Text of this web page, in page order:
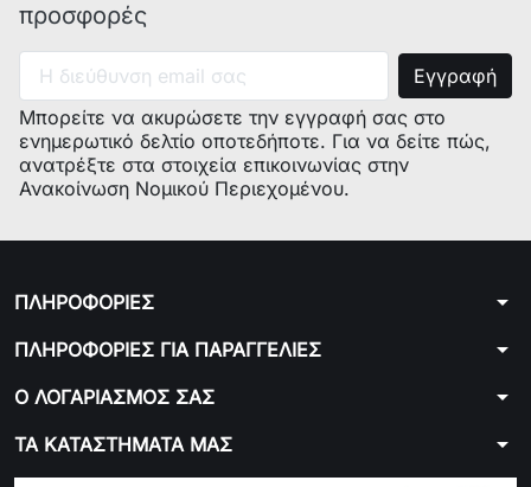
model(MOD) :
IWC81082ECOEU/E
industrial code:30760419000
model(MOD) :IWE8128BEU
commercial code :F060636
industrial code:30606360100
code:46460360000
81210811030606360000
model(MOD) :
model(MOD) :
προσφορές
Μπορείτε να ακυρώσετε την εγγραφή σας στο
ενημερωτικό δελτίο οποτεδήποτε. Για να δείτε πώς,
ανατρέξτε στα στοιχεία επικοινωνίας στην
Ανακοίνωση Νομικού Περιεχομένου.
ΠΛΗΡΟΦΟΡΙΕΣ arrow_drop_down
ΠΛΗΡΟΦΟΡΙΕΣ ΓΙΑ ΠΑΡΑΓΓΕΛΙΕΣ arrow_drop_down
Ο ΛΟΓΑΡΙΑΣΜΟΣ ΣΑΣ arrow_drop_down
ΤΑ ΚΑΤΑΣΤΗΜΑΤΑ ΜΑΣ arrow_drop_down